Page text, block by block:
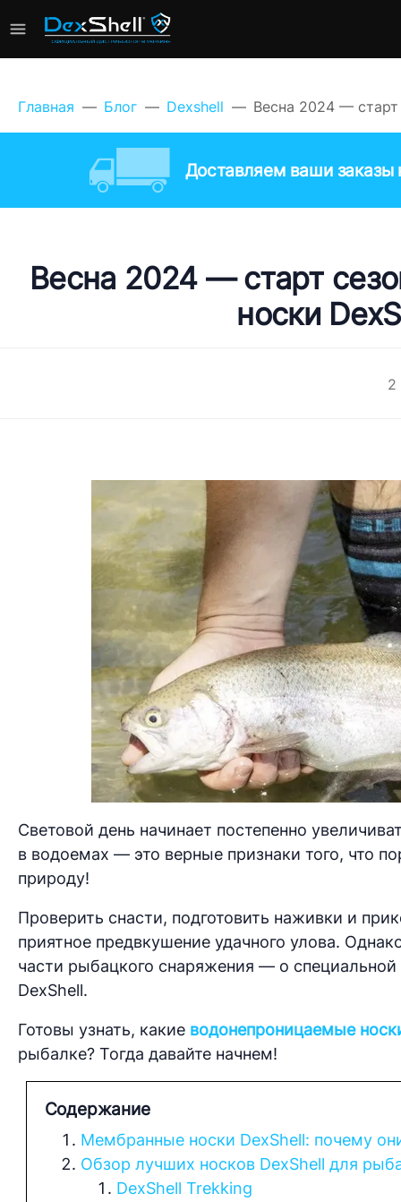
Главная Блог Dexshell Весна 2024 —
Доставляем ваши заказы
Весна 2024 — старт
носки
2
Световой день начинает постепенно
в водоемах — это верные признаки того, что
природу!
Проверить снасти, подготовить наживки и
приятное предвкушение удачного улова.
части рыбацкого снаряжения — о
DexShell.
Готовы узнать, какие водонепроницаемые
рыбалке? Тогда давайте начнем!
Содержание
Мембранные носки DexShell: почему
Обзор лучших носков DexShell для
DexShell Trekking